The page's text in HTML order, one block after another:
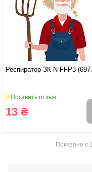
Респиратор ЗК-N FFP3
Оставить отзыв
13 ₴
Показано с